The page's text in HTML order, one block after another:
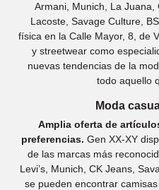
Armani, Munich, La Juana,
Lacoste, Savage Culture,
física en la Calle Mayor, 8, de
y streetwear como
nuevas tendencias de la
todo aquello
Moda
Amplia oferta de
preferencias. Gen XX-XY
de las marcas más
Levi’s, Munich, CK Jeans,
se pueden encontrar